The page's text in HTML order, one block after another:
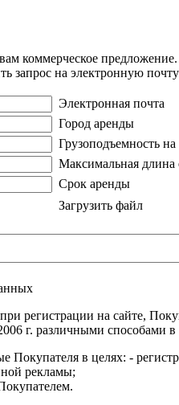
коммерческое
запрос на электронную почту
Электронная почта
Город аренды
Грузоподъемность
Максимальная длина
Срок аренды
Загрузить файл
регистрации на сайте,
г. различными способами
Покупателя в целях: -
рекламы;